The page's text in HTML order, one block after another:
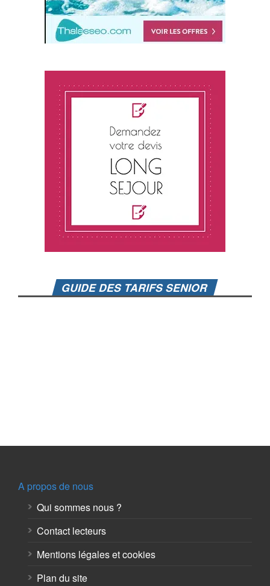
GUIDE DES TARIFS SENIOR
A propos de nous
Qui sommes nous ?
Contact lecteurs
Mentions légales et cookies
Plan du site